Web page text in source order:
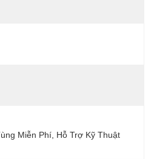
Miễn Phí, Hỗ Trợ Kỹ Thuật